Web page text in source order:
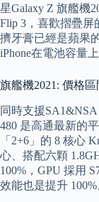
星Galaxy Z 旗艦機
Flip 3，喜歡摺疊屏
擠牙膏已經是蘋果
iPhone在電池容量
旗艦機2021: 價格區
同時支援SA1&NSA
480 是高通最新的
「2+6」的 8 核心
心、搭配六顆
100%，GPU 採用
效能也是提升 100%